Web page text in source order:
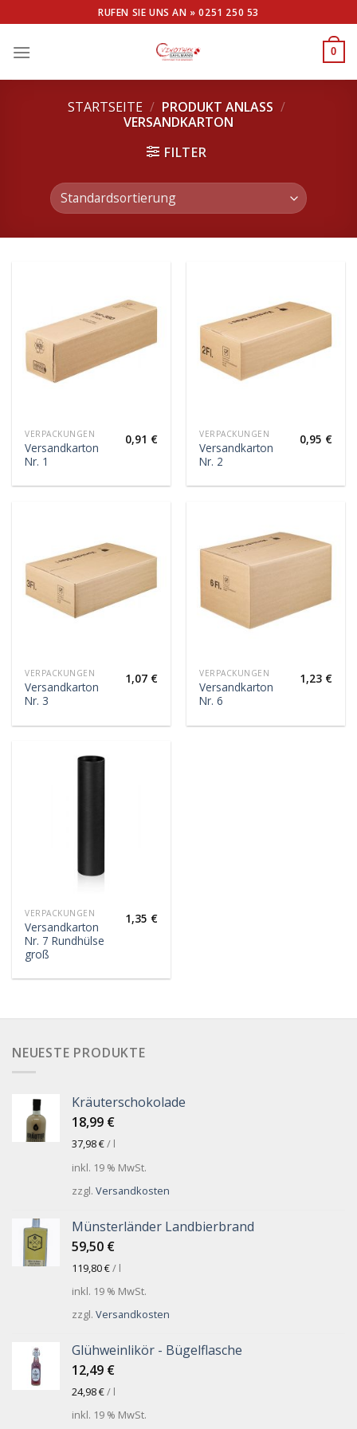
to
content
RUFEN SIE UNS AN »0251 250 53
0
STARTSEITE / PRODUKT ANLASS /
VERSANDKARTON
FILTER
VERPACKUNGEN
Versandkarton
Nr. 1
0,91 € VERPACKUNGEN
Versandkarton
Nr. 2
0,95 €
VERPACKUNGEN
Versandkarton
Nr. 3
1,07 € VERPACKUNGEN
Versandkarton
Nr. 6
1,23 €
VERPACKUNGEN
Versandkarton
Nr. 7 Rundhülse
groß
1,35 €
NEUESTE PRODUKTE
Kräuterschokolade
18,99 €
37,98€/ l
inkl. 19 % MwSt.
zzgl. Versandkosten
Münsterländer Landbierbrand
59,50 €
119,80€/ l
inkl. 19 % MwSt.
zzgl. Versandkosten
Glühweinlikör - Bügelflasche
12,49 €
24,98€/ l
inkl. 19 % MwSt.